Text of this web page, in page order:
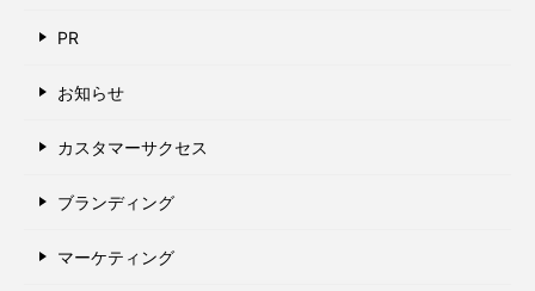
PR
お知らせ
カスタマーサクセス
ブランディング
マーケティング